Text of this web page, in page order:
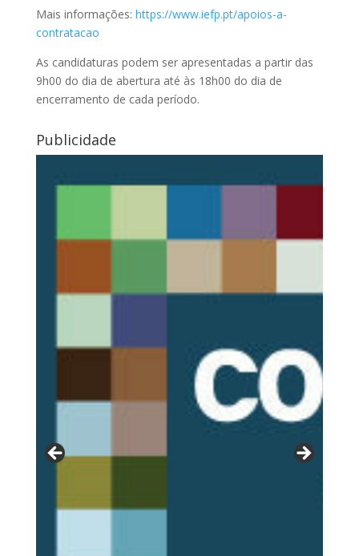
Mais informações: https://www.iefp.pt/apoios-a-
contratacao
As candidaturas podem ser apresentadas a partir das
9h00 do dia de abertura até às 18h00 do dia de
encerramento de cada período.
Publicidade